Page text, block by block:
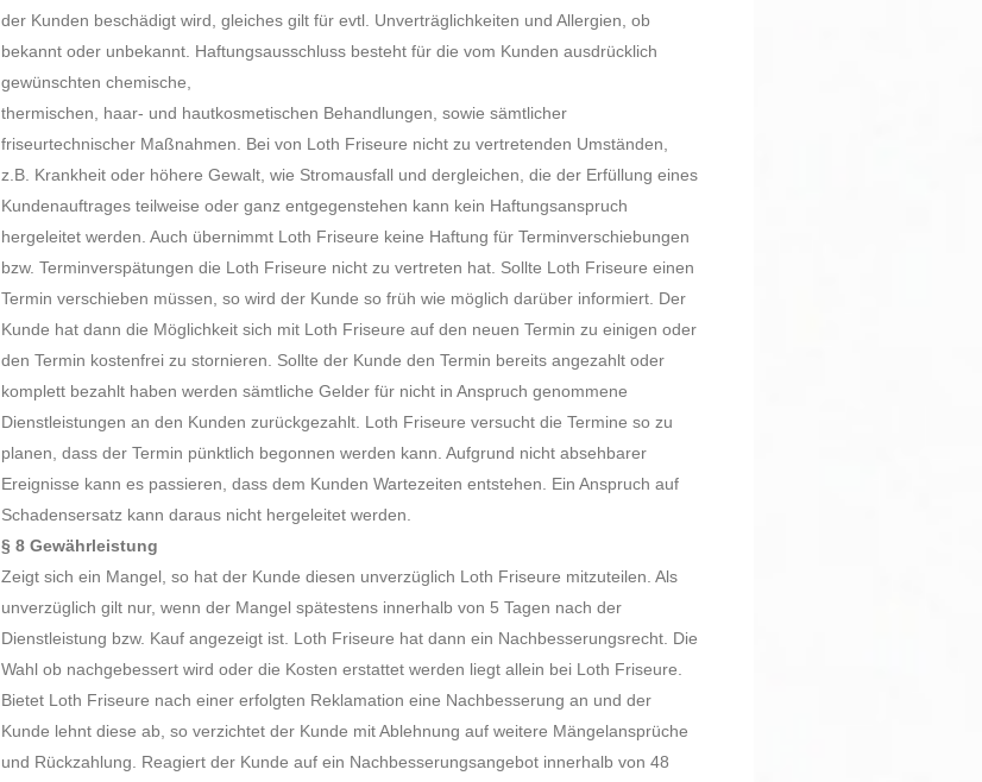
der Kunden beschädigt wird, gleiches gilt für evtl. Unverträglichkeiten und Allergien, ob
bekannt oder unbekannt. Haftungsausschluss besteht für die vom Kunden ausdrücklich
gewünschten chemische,
thermischen, haar- und hautkosmetischen Behandlungen, sowie sämtlicher
friseurtechnischer Maßnahmen. Bei von Loth Friseure nicht zu vertretenden Umständen,
z.B. Krankheit oder höhere Gewalt, wie Stromausfall und dergleichen, die der Erfüllung eines
Kundenauftrages teilweise oder ganz entgegenstehen kann kein Haftungsanspruch
hergeleitet werden. Auch übernimmt Loth Friseure keine Haftung für Terminverschiebungen
bzw. Terminverspätungen die Loth Friseure nicht zu vertreten hat. Sollte Loth Friseure einen
Termin verschieben müssen, so wird der Kunde so früh wie möglich darüber informiert. Der
Kunde hat dann die Möglichkeit sich mit Loth Friseure auf den neuen Termin zu einigen oder
den Termin kostenfrei zu stornieren. Sollte der Kunde den Termin bereits angezahlt oder
komplett bezahlt haben werden sämtliche Gelder für nicht in Anspruch genommene
Dienstleistungen an den Kunden zurückgezahlt. Loth Friseure versucht die Termine so zu
planen, dass der Termin pünktlich begonnen werden kann. Aufgrund nicht absehbarer
Ereignisse kann es passieren, dass dem Kunden Wartezeiten entstehen. Ein Anspruch auf
Schadensersatz kann daraus nicht hergeleitet werden.
§ 8 Gewährleistung
Zeigt sich ein Mangel, so hat der Kunde diesen unverzüglich Loth Friseure mitzuteilen. Als
unverzüglich gilt nur, wenn der Mangel spätestens innerhalb von 5 Tagen nach der
Dienstleistung bzw. Kauf angezeigt ist. Loth Friseure hat dann ein Nachbesserungsrecht. Die
Wahl ob nachgebessert wird oder die Kosten erstattet werden liegt allein bei Loth Friseure.
Bietet Loth Friseure nach einer erfolgten Reklamation eine Nachbesserung an und der
Kunde lehnt diese ab, so verzichtet der Kunde mit Ablehnung auf weitere Mängelansprüche
und Rückzahlung. Reagiert der Kunde auf ein Nachbesserungsangebot innerhalb von 48